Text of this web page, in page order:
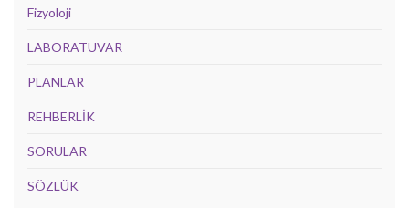
Fizyoloji
LABORATUVAR
PLANLAR
REHBERLİK
SORULAR
SÖZLÜK